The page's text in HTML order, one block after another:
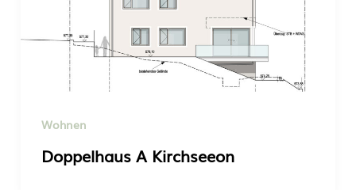
Wohnen
Doppelhaus A Kirchseeon